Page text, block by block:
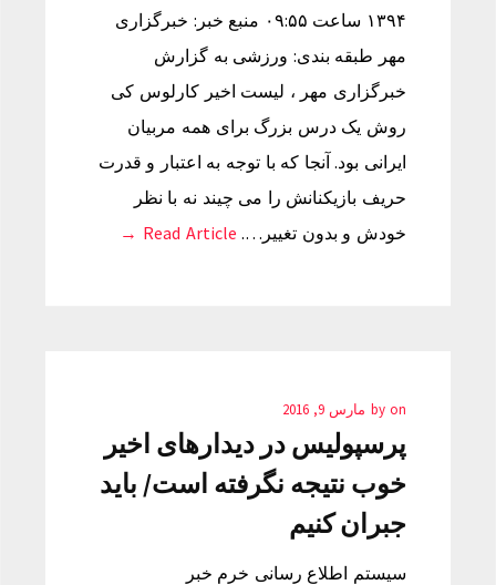
۱۳۹۴ ساعت ۰۹:۵۵ منبع خبر: خبرگزاری
مهر طبقه بندی: ورزشی به گزارش
خبرگزاری مهر ، لیست اخیر کارلوس کی
روش یک درس بزرگ برای همه مربیان
ایرانی بود. آنجا که با توجه به اعتبار و قدرت
حریف بازیکنانش را می چیند نه با نظر
خودش و بدون تغییر…. Read Article →
by on مارس 9, 2016
پرسپولیس در دیدارهای اخیر
خوب نتیجه نگرفته است/ باید
جبران کنیم
سیستم اطلاع رسانی خرم خبر